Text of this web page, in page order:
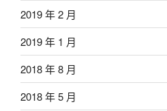
2019 年 2 月
2019 年 1 月
2018 年 8 月
2018 年 5 月